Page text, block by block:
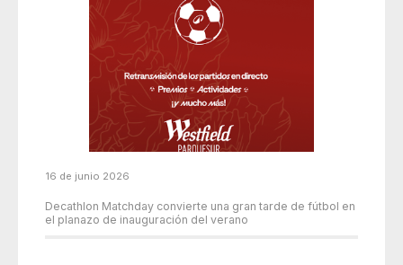
16 de junio 2026
Decathlon Matchday convierte una gran tarde de fútbol en
el planazo de inauguración del verano